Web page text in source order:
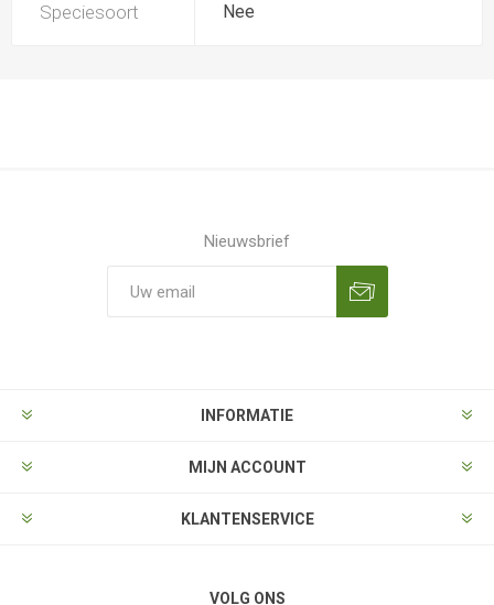
Speciesoort Nee
Nieuwsbrief
INFORMATIE
MIJN ACCOUNT
KLANTENSERVICE
VOLG ONS